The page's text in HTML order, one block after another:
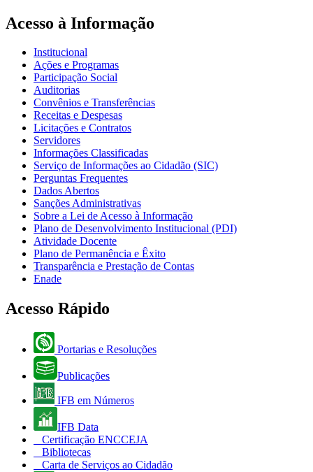
Acesso à Informação
Institucional
Ações e Programas
Participação Social
Auditorias
Convênios e Transferências
Receitas e Despesas
Licitações e Contratos
Servidores
Informações Classificadas
Serviço de Informações ao Cidadão (SIC)
Perguntas Frequentes
Dados Abertos
Sanções Administrativas
Sobre a Lei de Acesso à Informação
Plano de Desenvolvimento Institucional (PDI)
Atividade Docente
Plano de Permanência e Êxito
Transparência e Prestação de Contas
Enade
Acesso Rápido
Portarias e Resoluções
Publicações
IFB em Números
IFB Data
Certificação ENCCEJA
Bibliotecas
Carta de Serviços ao Cidadão